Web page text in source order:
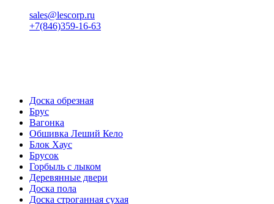
sales@lescorp.ru
+7(846)359-16-63
Доска обрезная
Брус
Вагонка
Обшивка Леший Кело
Блок Хаус
Брусок
Горбыль с лыком
Деревянные двери
Доска пола
Доска строганная сухая